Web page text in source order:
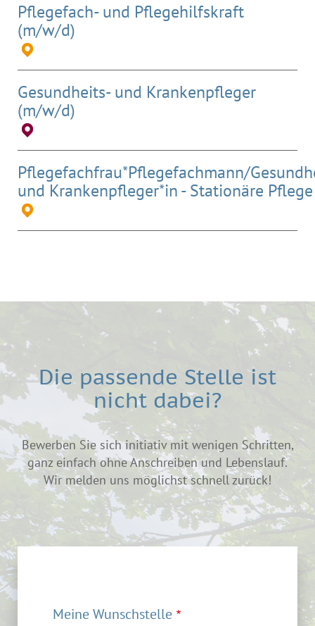
Pflegefach- und Pflegehilfskraft
(m/w/d)
Gesundheits- und Krankenpfleger
(m/w/d)
Pflegefachfrau*Pflegefachmann/
und Krankenpfleger*in - Stationäre Pflege
Die passende Stelle ist
nicht dabei?
Bewerben Sie sich initiativ mit wenigen Schritten,
ganz einfach ohne Anschreiben und Lebenslauf.
Wir melden uns möglichst schnell zurück!
Meine Wunschstelle